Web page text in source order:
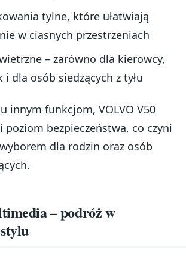
tylne, które ułatwiają
w ciasnych przestrzeniach
– zarówno dla kierowcy,
i dla osób siedzących z tyłu
innym funkcjom, VOLVO V50
poziom bezpieczeństwa, co czyni
dla rodzin oraz osób
– podróż w